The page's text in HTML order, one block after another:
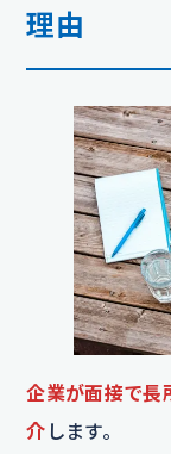
理由
企業が面接で長
介 します。